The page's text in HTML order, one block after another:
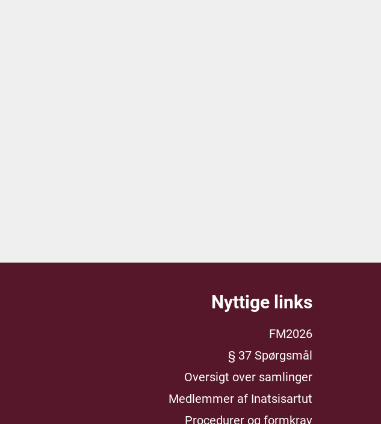
Nyttige links
FM2026
§ 37 Spørgsmål
Oversigt over samlinger
Medlemmer af Inatsisartut
Procedurer og formkrav